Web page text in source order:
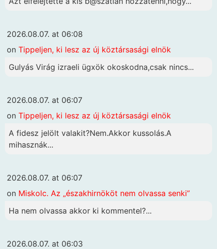
2026.08.07. at 06:08
on Tippeljen, ki lesz az új köztársasági elnök
Gulyás Virág izraeli ügxök okoskodna,csak nincs...
2026.08.07. at 06:07
on Tippeljen, ki lesz az új köztársasági elnök
A fidesz jelölt valakit?Nem.Akkor kussolás.A
mihasznák...
2026.08.07. at 06:07
on Miskolc. Az „északhirnököt nem olvassa senki”
Ha nem olvassa akkor ki kommentel?...
2026.08.07. at 06:03